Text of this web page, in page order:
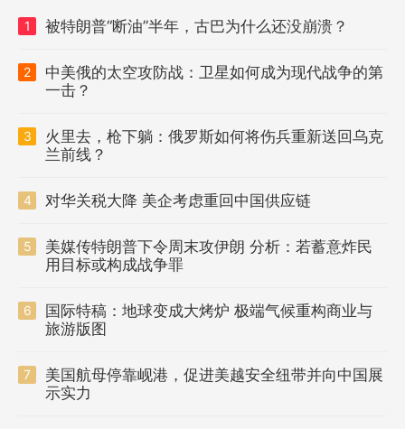
1 被特朗普“断油”半年，古巴为什么还没崩溃？
2
中美俄的太空攻防战：卫星如何成为现代战争的第
一击？
3
火里去，枪下躺：俄罗斯如何将伤兵重新送回乌克
兰前线？
4 对华关税大降 美企考虑重回中国供应链
5
美媒传特朗普下令周末攻伊朗 分析：若蓄意炸民
用目标或构成战争罪
6
国际特稿：地球变成大烤炉 极端气候重构商业与
旅游版图
7
美国航母停靠岘港，促进美越安全纽带并向中国展
示实力